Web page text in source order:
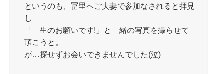
というのも、冨里へご夫妻で参加なされると拝見
し
「一生のお願いです!」と一緒の写真を撮らせて
頂こうと。
が…探せずお会いできませんでした(泣)